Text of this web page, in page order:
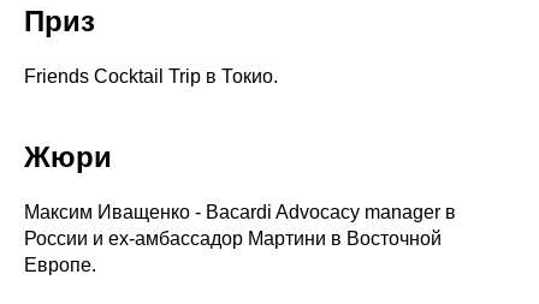
Приз
Friends Cocktail Trip в Токио.
Жюри
Максим Иващенко - Bacardi Advocacy manager в
России и ex-амбассадор Мартини в Восточной
Европе.